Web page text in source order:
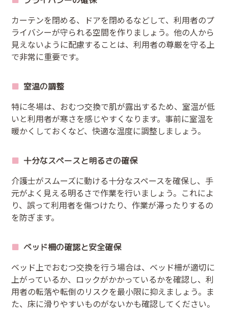
カーテンを閉める、ドアを閉めるなどして、利用者のプ
ライバシーが守られる空間を作りましょう。他の人から
見えないように配慮することは、利用者の尊厳を守る上
で非常に重要です。
室温の調整
特に冬場は、おむつ交換で肌が露出するため、室温が低
いと利用者が寒さを感じやすくなります。事前に室温を
暖かくしておくなど、快適な温度に調整しましょう。
十分なスペースと明るさの確保
介護士がスムーズに動ける十分なスペースを確保し、手
元がよく見える明るさで作業を行いましょう。これによ
り、誤って利用者を傷つけたり、作業が滞ったりするの
を防ぎます。
ベッド柵の確認と安全確保
ベッド上でおむつ交換を行う場合は、ベッド柵が適切に
上がっているか、ロックがかかっているかを確認し、利
用者の転落や転倒のリスクを最小限に抑えましょう。ま
た、床に滑りやすいものがないかも確認してください。